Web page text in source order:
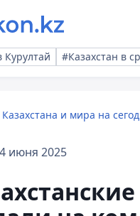
#Казахстан в
и мира на
июня 2025